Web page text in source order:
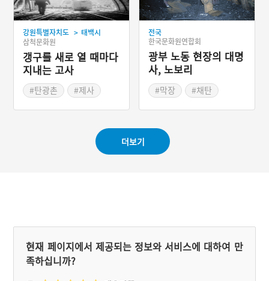
강원특별자치도 > 태백시
삼척문화원
갱구를 새로 열 때마다
지내는 고사
#탄광촌 #제사
전국
한국문화원연합회
광부 노동 현장의 대명
사, 노보리
#막장
#채탄
더보기
현재 페이지에서 제공되는 정보와 서비스에 대하여 만
족하십니까?